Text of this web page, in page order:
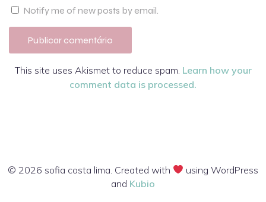
Notify me of new posts by email.
This site uses Akismet to reduce spam. Learn how your
comment data is processed.
© 2026 sofia costa lima. Created with
using WordPress
and Kubio